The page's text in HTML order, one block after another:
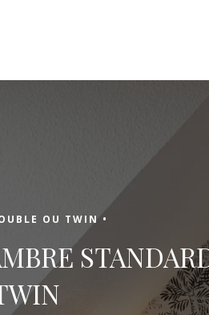
vous accueillons
la Côte d’Opale, dans la
OU TWIN •